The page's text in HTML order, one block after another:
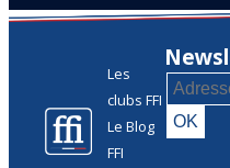
Les
clubs FFI
Le Blog
FFI